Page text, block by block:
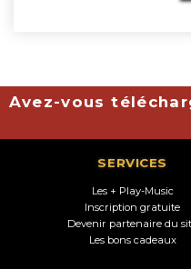
Avez-vous
SERVICES
Les + Play-Music
Inscription gratuite
Devenir partenaire du
Les bons cadeaux